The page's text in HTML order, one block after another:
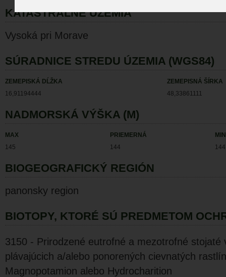
KATASTRÁLNE ÚZEMIA
Vysoká pri Morave
SÚRADNICE STREDU ÚZEMIA (WGS84)
ZEMEPISNÁ ŠÍRKA
48,33861111
ZEMEPISKÁ DĹŽKA
16,91194444
NADMORSKÁ VÝŠKA (M)
MAX
145
PRIEMERNÁ
144
MIN
144
BIOGEOGRAFICKÝ REGIÓN
panonsky region
BIOTOPY, KTORÉ SÚ PREDMETOM
3150 - Prirodzené eutrofné a mezotrofné stojaté
plávajúcich a/alebo ponorených cievnatých
Magnopotamion alebo Hydrocharition